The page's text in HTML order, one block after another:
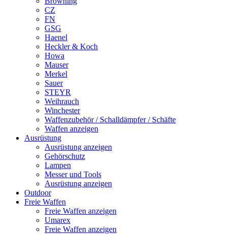
CZ
FN
GSG
Haenel
Heckler & Koch
Howa
Mauser
Merkel
Sauer
STEYR
Weihrauch
Winchester
Waffenzubehör / Schalldämpfer / Schäfte
Waffen anzeigen
Ausrüstung
Ausrüstung anzeigen
Gehörschutz
Lampen
Messer und Tools
Ausrüstung anzeigen
Outdoor
Freie Waffen
Freie Waffen anzeigen
Umarex
Freie Waffen anzeigen